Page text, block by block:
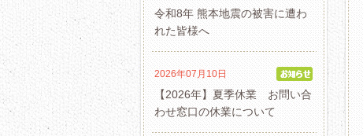
令和8年 熊本地震の被害に遭わ
れた皆様へ
2026年07月10日
【2026年】夏季休業 お問い合
わせ窓口の休業について